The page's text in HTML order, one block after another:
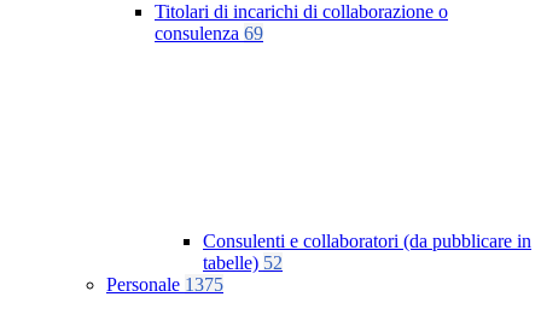
Titolari di incarichi di collaborazione o
consulenza 69
Consulenti e collaboratori (da pubblicare in
tabelle) 52
Personale 1375